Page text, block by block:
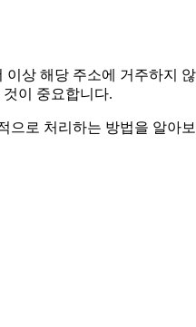
상 해당 주소에 거주하지
이 중요합니다.
로 처리하는 방법을 알아